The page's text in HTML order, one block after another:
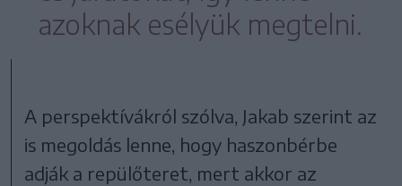
azoknak esélyük megtelni.
A perspektívákról szólva, Jakab szerint az
is megoldás lenne, hogy haszonbérbe
adják a repülőteret, mert akkor az